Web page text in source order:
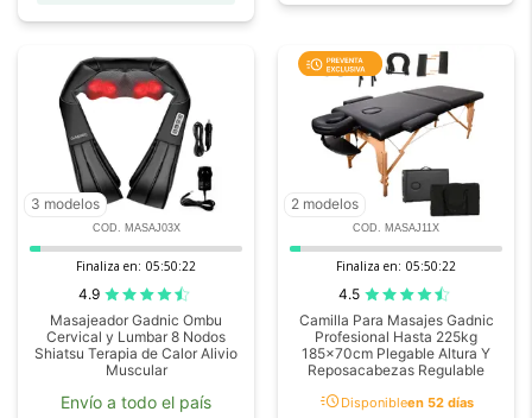
3 modelos
COD. MASAJ03X
Finaliza en: 05:50:20
4.9
Masajeador Gadnic Ombu
Cervical y Lumbar 8 Nodos
Shiatsu Terapia de Calor Alivio
Muscular
Envío a todo el país
2 modelos
COD. MASAJ11X
Finaliza en: 05:50:20
4.5
Camilla Para Masajes Gadnic
Profesional Hasta 225kg
185x70cm Plegable Altura Y
Reposacabezas Regulable
acuteDisponibleen 52 días